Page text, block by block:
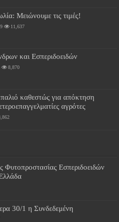
Μειώνουμε τις τιμές!
11,637
και Εσπεριδοειδών
8,870
καθεστώς για απόκτηση
αγρότες
Φυτοπροστασίας Εσπεριδοειδών
30/1 η Συνδεδεμένη